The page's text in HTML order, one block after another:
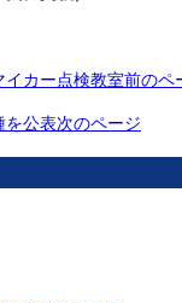
カー点検教室前のペ
を公表次のページ